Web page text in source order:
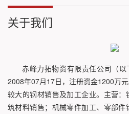
关于我们
赤峰力拓物资有限责任公司（
2008年07月17日，注册资金1200万
较大的钢材销售及加工企业。主营
筑材料销售；机械零件加工、零部件